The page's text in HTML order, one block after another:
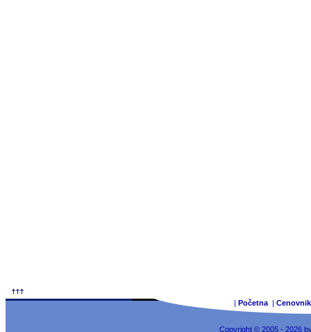
| Početna| Cenovnik
Copyright © 2005 - 2026